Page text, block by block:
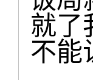
就了
不能